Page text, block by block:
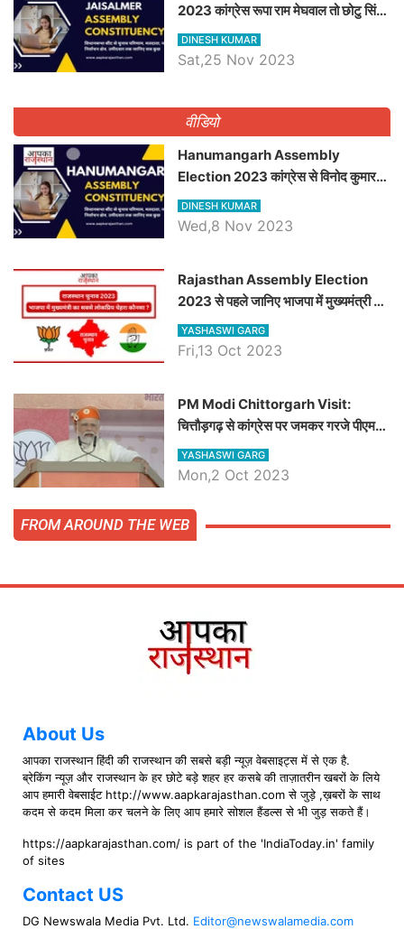
2023 कांग्रेस रूपा राम मेघवाल तो छोटु सिंह
भाटी होंगे भाजपा उम्मीदवार, जानिये जैसलमेर
विधानसभा सीट के ताजा समीकरण
DINESH KUMAR
Sat,25 Nov 2023
वीडियो
Hanumangarh Assembly
Election 2023 कांग्रेस से विनोद कुमार
चौधरी तो अमित चौधरी होंगे भाजपा उम्मीदवार,
जानिये हनुमानगढ़ विधानसभा सीट के ताजा
DINESH KUMAR
Wed,8 Nov 2023
Rajasthan Assembly Election
2023 से पहले जानिए भाजपा में मुख्यमंत्री का
सबसे लोकप्रिय चेहरा कौनसा ?
YASHASWI GARG
Fri,13 Oct 2023
PM Modi Chittorgarh Visit:
चित्तौड़गढ़ से कांग्रेस पर जमकर गरजे पीएम
मोदी, जाने प्रधानमंत्री के भाषण की बड़ी
बातें, देखें वीडियो
YASHASWI GARG
Mon,2 Oct 2023
FROM AROUND THE WEB
About Us
आपका राजस्थान हिंदी की राजस्थान की सबसे बड़ी न्यूज़ वेबसाइट्स में से एक है.
ब्रेकिंग न्यूज़ और राजस्थान के हर छोटे बड़े शहर हर कसबे की ताज़ातरीन खबरों के लिये
आप हमारी वेबसाईट http://www.aapkarajasthan.com से जुड़े ,ख़बरों के साथ
कदम से कदम मिला कर चलने के लिए आप हमारे सोशल हैंडल्स से भी जुड़ सकते हैं।
https://aapkarajasthan.com/ is part of the 'IndiaToday.in' family
of sites
Contact US
DG Newswala Media Pvt. Ltd. Editor@newswalamedia.com